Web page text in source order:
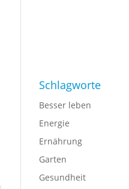
Schlagworte
Besser leben
Energie
Ernährung
Garten
Gesundheit